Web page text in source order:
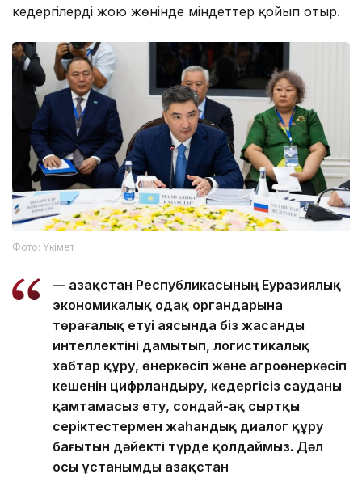
кедергілерді жою жөнінде міндеттер қойып отыр.
Фото: Үкімет
— Қазақстан Республикасының Еуразиялық
экономикалық одақ органдарына
төрағалық етуі аясында біз жасанды
интеллектіні дамытып, логистикалық
хабтар құру, өнеркәсіп және агроөнеркәсіп
кешенін цифрландыру, кедергісіз сауданы
қамтамасыз ету, сондай-ақ сыртқы
серіктестермен жаһандық диалог құру
бағытын дәйекті түрде қолдаймыз. Дәл
осы ұстанымды Қазақстан